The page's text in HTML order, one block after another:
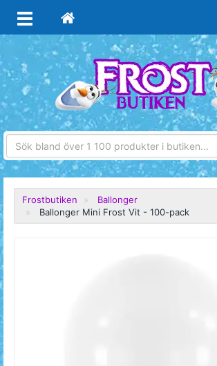
Frostbutiken
Ballonger
Ballonger Mini Frost Vit - 100-pack